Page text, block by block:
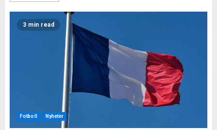
3 min read
Fotboll Nyheter